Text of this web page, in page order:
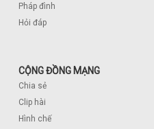
Pháp đình
Hỏi đáp
CỘNG ĐỒNG MẠNG
Chia sẻ
Clip hài
Hình chế